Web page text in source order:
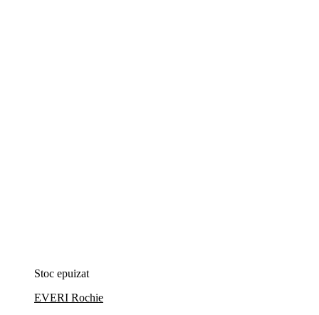
Stoc epuizat
EVERI Rochie